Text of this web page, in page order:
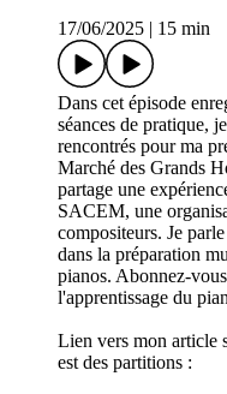
17/06/2025
15 min
Dans cet épisode
séances de pratique,
rencontrés pour ma
Marché des Grands
partage une
SACEM, une
compositeurs. Je
dans la préparation
pianos. Abonnez-
l'apprentissage du
Lien vers mon article
est des partitions :